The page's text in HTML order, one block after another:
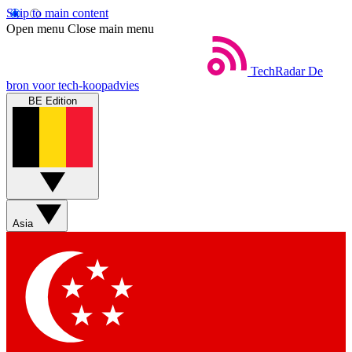
Skip to main content
Open menu Close main menu
TechRadar De
bron voor tech-koopadvies
BE Edition
Asia